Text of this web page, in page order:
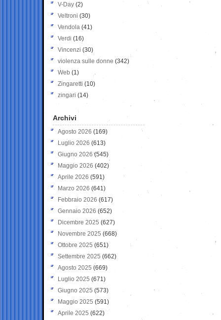
V-Day (2)
Veltroni (30)
Vendola (41)
Verdi (16)
Vincenzi (30)
violenza sulle donne (342)
Web (1)
Zingaretti (10)
zingari (14)
Archivi
Agosto 2026 (169)
Luglio 2026 (613)
Giugno 2026 (545)
Maggio 2026 (402)
Aprile 2026 (591)
Marzo 2026 (641)
Febbraio 2026 (617)
Gennaio 2026 (652)
Dicembre 2025 (627)
Novembre 2025 (668)
Ottobre 2025 (651)
Settembre 2025 (662)
Agosto 2025 (669)
Luglio 2025 (671)
Giugno 2025 (573)
Maggio 2025 (591)
Aprile 2025 (622)